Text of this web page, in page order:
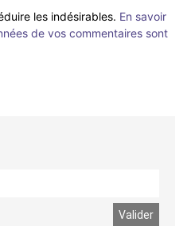
les indésirables. En savoir
de vos commentaires sont